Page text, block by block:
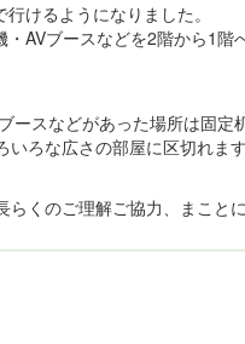
けるようになりました。
・AVブースなどを2階から1
ースなどがあった場所は固定
いろな広さの部屋に区切れま
くのご理解ご協力、まこと